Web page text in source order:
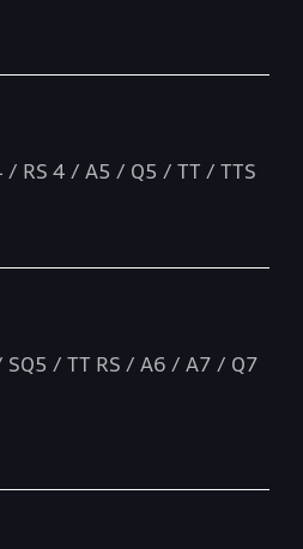
/ RS 4 / A5 / Q5 / TT / TTS
SQ5 / TT RS / A6 / A7 / Q7